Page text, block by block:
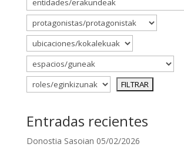
Entradas recientes
Donostia Sasoian 05/02/2026